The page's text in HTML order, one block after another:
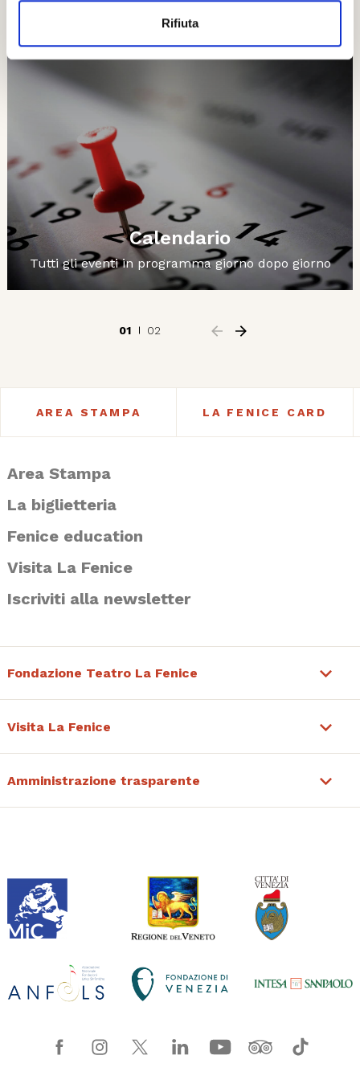
Rifiuta
Calendario
Tutti gli eventi in programma giorno dopo giorno
01 02
AREA STAMPA LA FENICE CARD
Area Stampa
La biglietteria
Fenice education
Visita La Fenice
Iscriviti alla newsletter
Fondazione Teatro La Fenice
Visita La Fenice
Amministrazione trasparente